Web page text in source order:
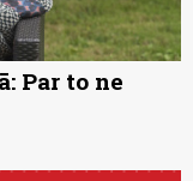
Par to ne